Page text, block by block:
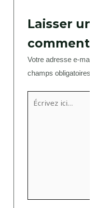
Laisser un
Votre adresse e-mail ne
champs obligatoires
Écrivez